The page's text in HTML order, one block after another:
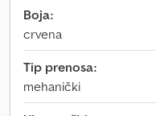
Boja:
crvena
Tip prenosa:
mehanički